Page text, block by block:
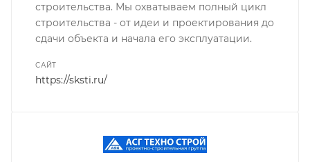
строительства. Мы охватываем полный цикл
строительства - от идеи и проектирования до
сдачи объекта и начала его эксплуатации.
САЙТ
https://sksti.ru/